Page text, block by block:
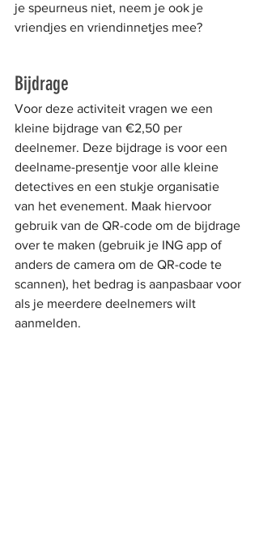
je speurneus niet, neem je ook je
vriendjes en vriendinnetjes mee?
Bijdrage
Voor deze activiteit vragen we een
kleine bijdrage van €2,50 per
deelnemer. Deze bijdrage is voor een
deelname-presentje voor alle kleine
detectives en een stukje organisatie
van het evenement. Maak hiervoor
gebruik van de QR-code om de bijdrage
over te maken (gebruik je ING app of
anders de camera om de QR-code te
scannen), het bedrag is aanpasbaar voor
als je meerdere deelnemers wilt
aanmelden.